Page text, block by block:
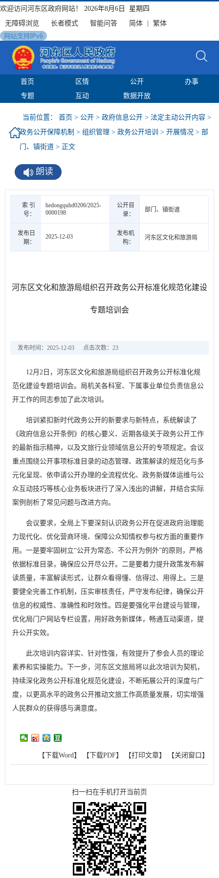
欢迎访问河东区政府网站！
2026年8月6日 星期四
无障碍浏览
长者模式 智能问答 简体 繁体
首页 区情 公开
办事
专题
互动 数据开放
当前位置： 首页 > 公开 > 政府信息公开 > 法定主动公开内容 >
政务公开保障机制 > 组织管理 > 政务公开培训 > 开展情况 > 部
门、镇街道 > 正文
朗读
索 引
号：
hedongquhd0206/2025-
0000198
公开目
录：
部门、镇街道
发布日
期：
2025-12-03
发布机
构：
河东区文化和旅游局
河东区文化和旅游局组织召开政务公开标准化规范化建设
专题培训会
发布时间：2025-12-03 点击次数： 23
12月2日，河东区文化和旅游局组织召开政务公开标准化规
范化建设专题培训会。局机关各科室、下属事业单位负责信息公
开工作的同志参加了此次培训。
培训紧扣新时代政务公开的新要求与新特点，系统解读了
《政府信息公开条例》的核心要义、近期各级关于政务公开工作
的最新指示精神，以及文旅行业领域信息公开的专项规定。会议
重点围绕公开事项标准目录的动态管理、政策解读的规范化与多
元化呈现、依申请公开办理的全流程优化、政务新媒体运维与公
众互动技巧等核心业务板块进行了深入浅出的讲解，并结合实际
案例剖析了常见问题与改进方向。
会议要求，全局上下要深刻认识政务公开在促进政府治理能
力现代化、优化营商环境、保障公众知情权参与权方面的重要作
用。一是要牢固树立“公开为常态、不公开为例外”的原则，严格
依据标准目录，确保应公开尽公开。二是要着力提升政策发布解
读质量，丰富解读形式，让群众看得懂、信得过、用得上。三是
要健全完善工作机制，压实审核责任，严守发布纪律，确保公开
信息的权威性、准确性和时效性。四是要强化平台建设与管理，
优化局门户网站专栏设置，用好政务新媒体，畅通互动渠道，提
升公开实效。
此次培训内容详实、针对性强，有效提升了参会人员的理论
素养和实操能力。下一步，河东区文旅局将以此次培训为契机，
持续深化政务公开标准化规范化建设，不断拓展公开的深度与广
度，以更高水平的政务公开推动文旅工作高质量发展，切实增强
人民群众的获得感与满意度。
【下载Word】 【下载PDF】 【打印文章】 【关闭窗口】
扫一扫在手机打开当前页